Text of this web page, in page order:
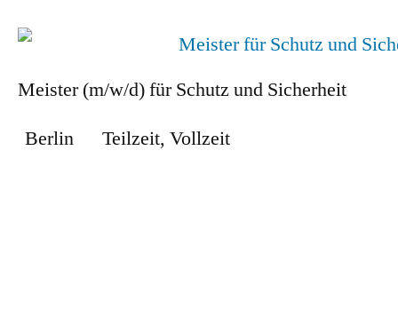
Meister (m/w/d) für Schutz und Sicherheit
Berlin
Teilzeit, Vollzeit